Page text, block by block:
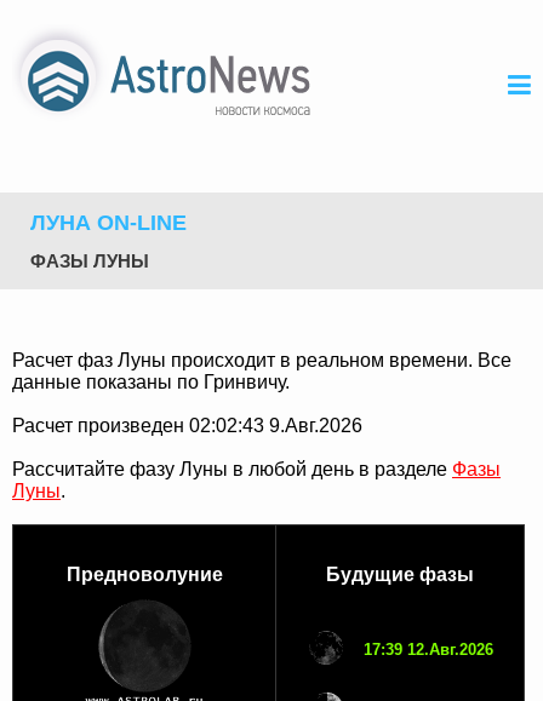
ЛУНА ON-LINE
ФАЗЫ ЛУНЫ
Расчет фаз Луны происходит в реальном времени. Все
данные показаны по Гринвичу.
Расчет произведен 02:02:43 9.Авг.2026
Рассчитайте фазу Луны в любой день в разделе Фазы
Луны.
Предноволуние Будущие фазы
17:39 12.Авг.2026